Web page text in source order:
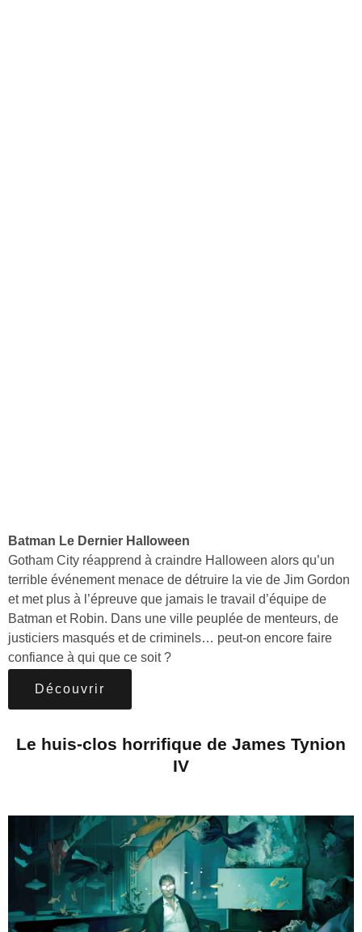
Batman Le Dernier Halloween
Gotham City réapprend à craindre Halloween alors qu’un
terrible événement menace de détruire la vie de Jim Gordon
et met plus à l’épreuve que jamais le travail d’équipe de
Batman et Robin. Dans une ville peuplée de menteurs, de
justiciers masqués et de criminels… peut-on encore faire
confiance à qui que ce soit ?
Découvrir
Le huis-clos horrifique de James Tynion
IV